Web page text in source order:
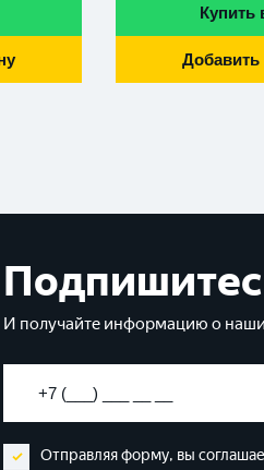
Купить
Добавить
И получайте информацию о
Отправляя форму, вы